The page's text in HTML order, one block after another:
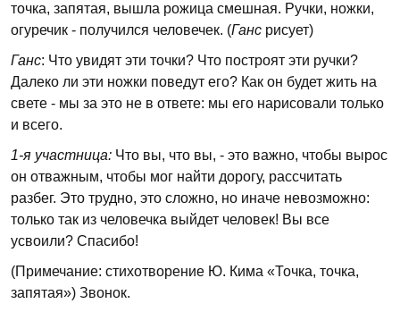
точка, запятая, вышла рожица смешная. Ручки, ножки,
огуречик - получился человечек. (Ганс рисует)
Ганс: Что увидят эти точки? Что построят эти ручки?
Далеко ли эти ножки поведут его? Как он будет жить на
свете - мы за это не в ответе: мы его нарисовали только
и всего.
1-я участница: Что вы, что вы, - это важно, чтобы вырос
он отважным, чтобы мог найти дорогу, рассчитать
разбег. Это трудно, это сложно, но иначе невозможно:
только так из человечка выйдет человек! Вы все
усвоили? Спасибо!
(Примечание: стихотворение Ю. Кима «Точка, точка,
запятая») Звонок.